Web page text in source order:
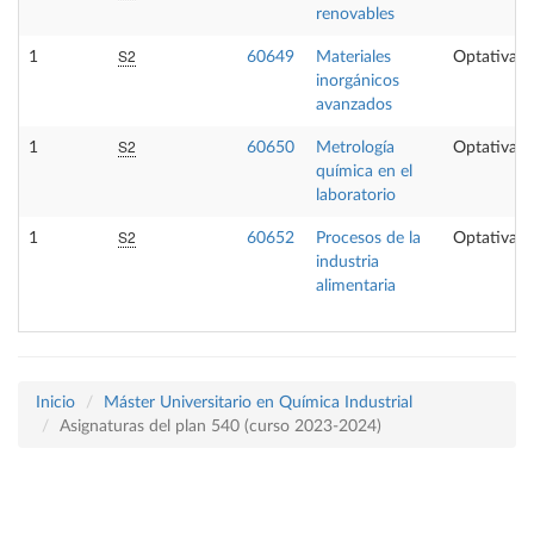
renovables
1 S2 60649
Materiales
inorgánicos
avanzados
Optativa
1 S2 60650
Metrología
química en el
laboratorio
Optativa
1 S2 60652
Procesos de la
industria
alimentaria
Optativa
Inicio
Máster Universitario en Química Industrial
Asignaturas del plan 540 (curso 2023-2024)